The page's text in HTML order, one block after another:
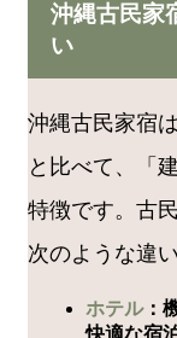
沖縄古民家
い
沖縄古民家宿
と比べて、「
特徴です。古
次のような違
ホテル：
快適な宿